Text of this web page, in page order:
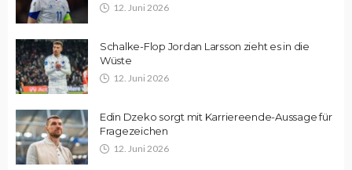
12. Juni 2026
Schalke-Flop Jordan Larsson zieht es in die
Wüste
12. Juni 2026
Edin Dzeko sorgt mit Karriereende-Aussage für
Fragezeichen
12. Juni 2026